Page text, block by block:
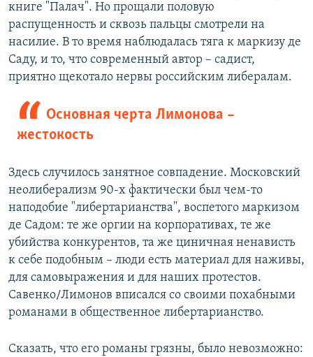
книге "Палач". Но прощали половую
распущенность и сквозь пальцы смотрели на
насилие. В то время наблюдалась тяга к маркизу де
Саду, и то, что современный автор – садист,
приятно щекотало нервы российским либералам.
Основная черта Лимонова –
жестокость
Здесь случилось занятное совпадение. Московский
неолиберализм 90-х фактически был чем-то
наподобие "либертарианства", воспетого маркизом
де Садом: те же оргии на корпоративах, те же
убийства конкурентов, та же циничная ненависть
к себе подобным – люди есть материал для наживы,
для самовыражения и для наших протестов.
Савенко/Лимонов вписался со своими похабными
романами в общественное либертарианство.
Сказать, что его романы грязны, было невозможно: